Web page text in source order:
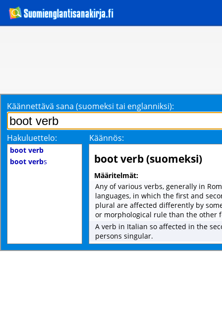
Käännettävä sana (suomeksi tai englanniksi):
Hakuluettelo: Käännös:
boot verb
boot verbs boot verb (suomeksi)
Määritelmät:
Any of various verbs, generally in
languages, in which the first and
plural are affected differently by
or morphological rule than the other
A verb in Italian so affected in the
persons singular.